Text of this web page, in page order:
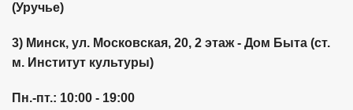
(Уручье)
3) Минск, ул. Московская, 20, 2 этаж - Дом Быта (ст.
м. Институт культуры)
Пн.-пт.: 10:00 - 19:00